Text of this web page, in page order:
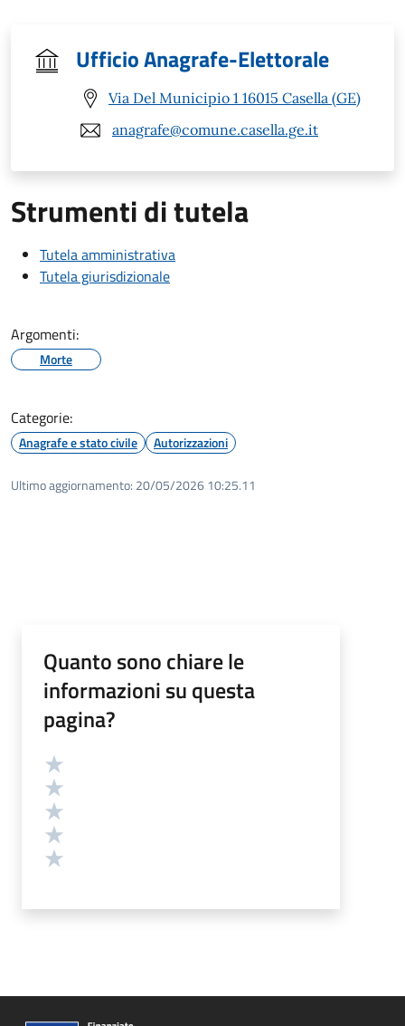
Ufficio Anagrafe-Elettorale
Via Del Municipio 1 16015 Casella (GE)
anagrafe@comune.casella.ge.it
Strumenti di tutela
Tutela amministrativa
Tutela giurisdizionale
Argomenti:
Morte
Categorie:
Anagrafe e stato civile Autorizzazioni
Ultimo aggiornamento: 20/05/2026 10:25.11
Quanto sono chiare le
informazioni su questa
pagina?
Valutazione